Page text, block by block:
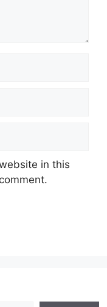
in this